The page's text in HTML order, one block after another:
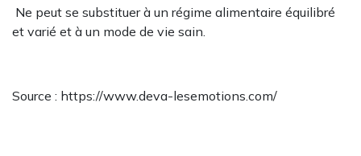
Ne peut se substituer à un régime alimentaire équilibré
et varié et à un mode de vie sain.
Source : https://www.deva-lesemotions.com/